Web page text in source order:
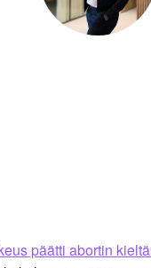
päätti abortin